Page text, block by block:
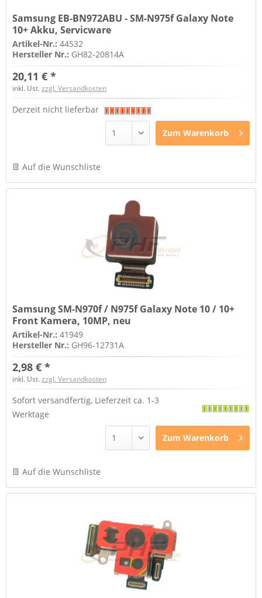
Samsung EB-BN972ABU - SM-N975f Galaxy Note
10+ Akku, Servicware
Artikel-Nr.:44532
Hersteller Nr.: GH82-20814A
20,11 € *
inkl. Ust.zzgl. Versandkosten
Derzeit nicht lieferbar
Zum Warenkorb
Auf die Wunschliste
Samsung SM-N970f / N975f Galaxy Note 10 / 10+
Front Kamera, 10MP, neu
Artikel-Nr.:41949
Hersteller Nr.: GH96-12731A
2,98 € *
inkl. Ust.zzgl. Versandkosten
Sofort versandfertig, Lieferzeit ca. 1-3
Werktage
Zum Warenkorb
Auf die Wunschliste